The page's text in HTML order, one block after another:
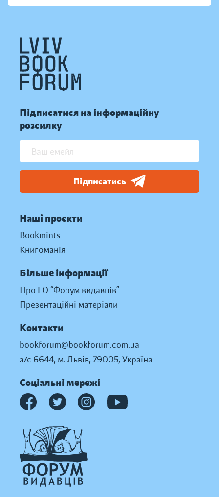
Підписатися на інформаційну
розсилку
Підписатись
Наші проєкти
Bookmints
Книгоманія
Більше інформації
Про ГО “Форум видавців”
Презентаційні матеріали
Контакти
bookforum@bookforum.com.ua
а/с 6644, м. Львів, 79005, Україна
Соціальні мережі